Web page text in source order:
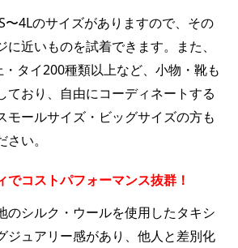
〜4Lのサイズがありますので、その
近いものを試着できます。また、
タイ200種類以上など、小物・靴も
ており、自由にコーディネートする
モールサイズ・ビッグサイズの方も
い。
でコストパフォーマンス抜群！
のシルク・ウールを使用したタキシ
ジュアリー感があり、他人と差別化